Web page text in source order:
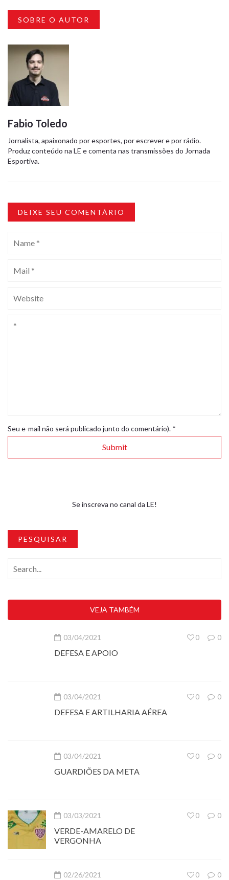
SOBRE O AUTOR
Fabio Toledo
Jornalista, apaixonado por esportes, por escrever e por rádio.
Produz conteúdo na LE e comenta nas transmissões do Jornada
Esportiva.
DEIXE SEU COMENTÁRIO
Seu e-mail não será publicado junto do comentário). *
Se inscreva no canal da LE!
PESQUISAR
VEJA TAMBÉM
03/04/2021 0
0
DEFESA E APOIO
03/04/2021 0
0
DEFESA E ARTILHARIA AÉREA
03/04/2021 0
0
GUARDIÕES DA META
03/03/2021 0
0
VERDE-AMARELO DE
VERGONHA
02/26/2021 0
0